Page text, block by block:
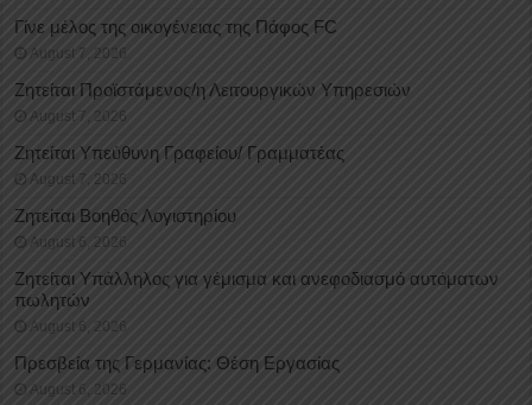
Γίνε μέλος της οικογένειας της Πάφος FC
August 7, 2026
Ζητείται Προϊστάμενος/η Λειτουργικών Υπηρεσιών
August 7, 2026
Ζητείται Υπεύθυνη Γραφείου/ Γραμματέας
August 7, 2026
Ζητείται Βοηθός Λογιστηρίου
August 6, 2026
Ζητείται Υπάλληλος για γέμισμα και ανεφοδιασμό αυτόματων
πωλητών
August 6, 2026
Πρεσβεία της Γερμανίας: Θέση Εργασίας
August 6, 2026